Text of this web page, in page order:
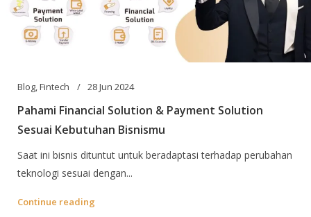
Blog,Fintech 28 Jun 2024
Pahami Financial Solution & Payment Solution
Sesuai Kebutuhan Bisnismu
Saat ini bisnis dituntut untuk beradaptasi terhadap perubahan
teknologi sesuai dengan...
Continue reading